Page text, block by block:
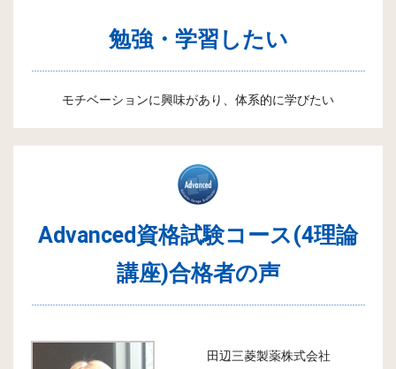
勉強・学習したい
モチベーションに興味があり、体系的に学びたい
Advanced資格試験コース(4理論
講座)合格者の声
田辺三菱製薬株式会社